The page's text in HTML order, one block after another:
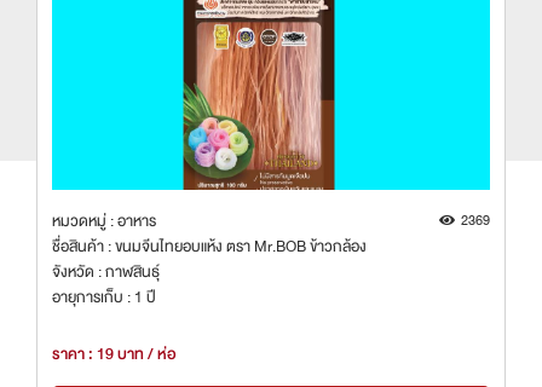
หมวดหมู่ : อาหาร 2369
ชื่อสินค้า : ขนมจีนไทยอบแห้ง ตรา Mr.BOB ข้าวกล้อง
จังหวัด : กาฬสินธุ์
อายุการเก็บ : 1 ปี
ราคา : 19 บาท / ห่อ